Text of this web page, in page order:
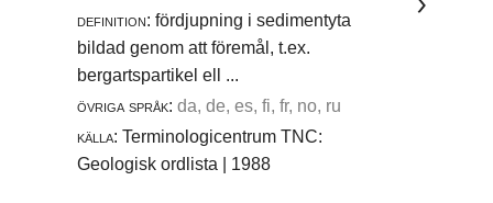
definition: fördjupning i sedimentyta
bildad genom att föremål, t.ex.
bergartspartikel ell ...
övriga språk: da, de, es, fi, fr, no, ru
källa: Terminologicentrum TNC:
Geologisk ordlista | 1988